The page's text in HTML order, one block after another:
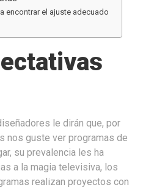
encontrar el ajuste adecuado
le dirán que, por
nos guste ver programas de
su prevalencia les ha
a la magia televisiva, los
realizan proyectos con